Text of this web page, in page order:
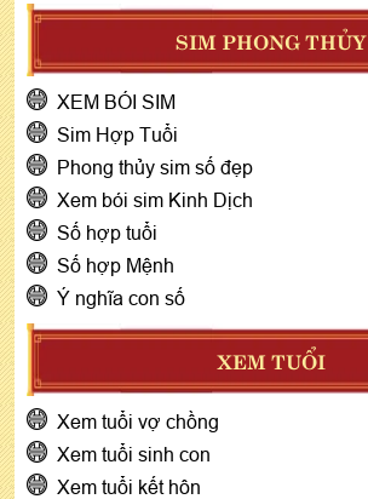
SIM PHONG THỦY
XEM BÓI SIM
Sim Hợp Tuổi
Phong thủy sim số đẹp
Xem bói sim Kinh Dịch
Số hợp tuổi
Số hợp Mệnh
Ý nghĩa con số
XEM TUỔI
Xem tuổi vợ chồng
Xem tuổi sinh con
Xem tuổi kết hôn